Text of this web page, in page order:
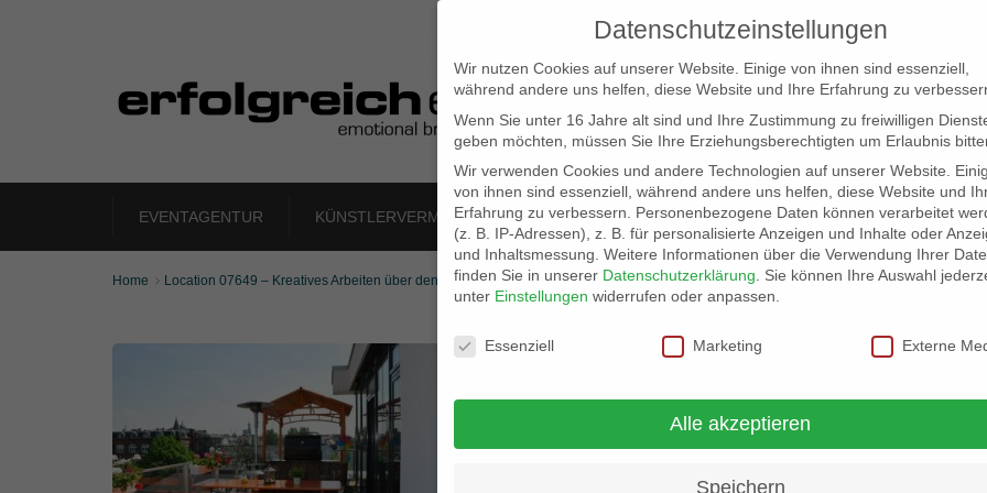
EVENTAGENTUR KÜNSTLERVERMITTLUNG LOCATION SCOUT ELB-LOCATION: PANORAMA
Home  Location 07649 – Kreatives Arbeiten über den Dächern Hamburgs  07649_02
Datenschutzeinstellungen
Wir nutzen Cookies auf unserer Website. Einige von ihnen sind essenziell,
während andere uns helfen, diese Website und Ihre Erfahrung zu
Wenn Sie unter 16 Jahre alt sind und Ihre Zustimmung zu freiwilligen
geben möchten, müssen Sie Ihre Erziehungsberechtigten um Erlaubnis
Wir verwenden Cookies und andere Technologien auf unserer Website.
von ihnen sind essenziell, während andere uns helfen, diese Website und
Erfahrung zu verbessern.
Personenbezogene Daten können verarbeitet
(z. B. IP-Adressen), z. B. für personalisierte Anzeigen und Inhalte oder
und Inhaltsmessung. Weitere Informationen über die Verwendung Ihrer
finden Sie in unserer Datenschutzerklärung
Sie können Ihre Auswahl
unter Einstellungen widerrufen oder anpassen.
Datenschutzeinstellungen
Essenziell Marketing Externe
Alle akzeptieren
Speichern